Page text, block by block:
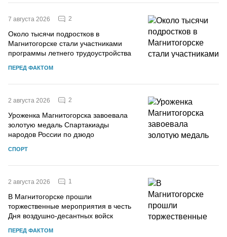
7 августа 2026 2
Около тысячи подростков в
Магнитогорске стали участниками
программы летнего трудоустройства
ПЕРЕД ФАКТОМ
2 августа 2026 2
Уроженка Магнитогорска завоевала
золотую медаль Спартакиады
народов России по дзюдо
СПОРТ
2 августа 2026 1
В Магнитогорске прошли
торжественные мероприятия в честь
Дня воздушно-десантных войск
ПЕРЕД ФАКТОМ